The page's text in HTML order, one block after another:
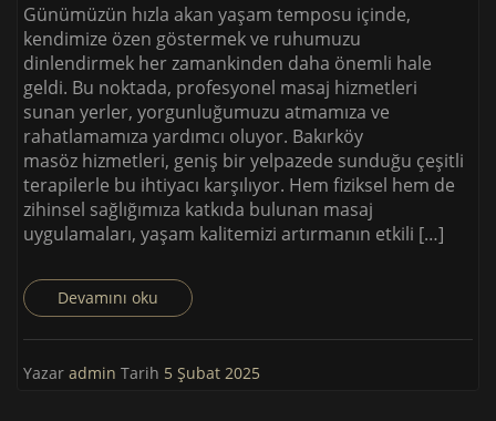
Günümüzün hızla akan yaşam temposu içinde,
kendimize özen göstermek ve ruhumuzu
dinlendirmek her zamankinden daha önemli hale
geldi. Bu noktada, profesyonel masaj hizmetleri
sunan yerler, yorgunluğumuzu atmamıza ve
rahatlamamıza yardımcı oluyor. Bakırköy
masöz hizmetleri, geniş bir yelpazede sunduğu çeşitli
terapilerle bu ihtiyacı karşılıyor. Hem fiziksel hem de
zihinsel sağlığımıza katkıda bulunan masaj
uygulamaları, yaşam kalitemizi artırmanın etkili […]
Devamını oku
Yazar admin Tarih 5 Şubat 2025